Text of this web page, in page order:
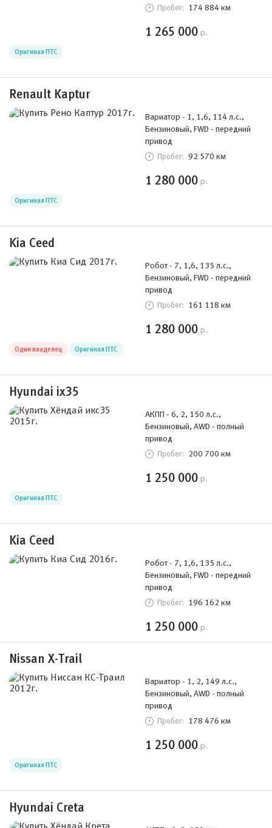
Пробег: 174 884 км
1 265 000 р.
Оригинал ПТС
Renault Kaptur
Вариатор - 1, 1,6, 114 л.с.,
Бензиновый, FWD - передний
привод
Пробег: 92 570 км
1 280 000 р.
Оригинал ПТС
Kia Ceed
Робот - 7, 1,6, 135 л.с.,
Бензиновый, FWD - передний
привод
Пробег: 161 118 км
1 280 000 р.
Один владелец Оригинал ПТС
Hyundai ix35
АКПП - 6, 2, 150 л.с.,
Бензиновый, AWD - полный
привод
Пробег: 200 700 км
1 250 000 р.
Оригинал ПТС
Kia Ceed
Робот - 7, 1,6, 135 л.с.,
Бензиновый, FWD - передний
привод
Пробег: 196 162 км
1 250 000 р.
Nissan X-Trail
Вариатор - 1, 2, 149 л.с.,
Бензиновый, AWD - полный
привод
Пробег: 178 476 км
1 250 000 р.
Оригинал ПТС
Hyundai Creta